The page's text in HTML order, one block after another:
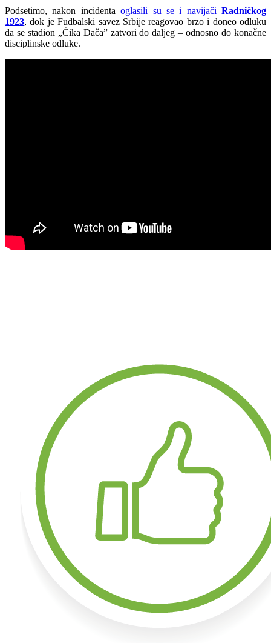
Podsetimo, nakon incidentaoglasili su se i navijači Radničkog
1923, dok je Fudbalski savez Srbije reagovao brzo i doneo odluku
da se stadion „Čika Dača” zatvori do daljeg – odnosno do konačne
disciplinske odluke.